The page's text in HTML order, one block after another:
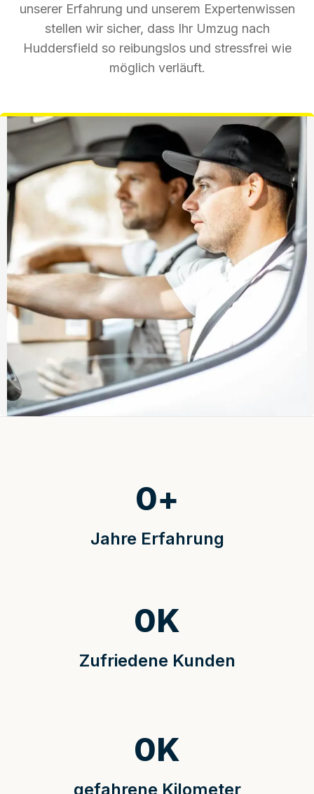
unserer Erfahrung und unserem Expertenwissen
stellen wir sicher, dass Ihr Umzug nach
Huddersfield so reibungslos und stressfrei wie
möglich verläuft.
Jahre Erfahrung
0+
Zufriedene Kunden
0K
gefahrene Kilometer
0K